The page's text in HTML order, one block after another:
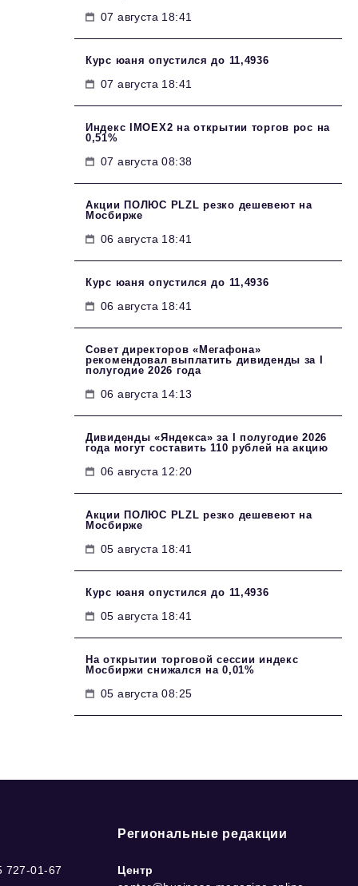
07 августа 18:41
Курс юаня опустился до 11,4936
07 августа 18:41
Индекс IMOEX2 на открытии торгов рос на
0,51%
07 августа 08:38
Акции ПОЛЮС PLZL резко дешевеют на
Мосбирже
06 августа 18:41
Курс юаня опустился до 11,4936
06 августа 18:41
Совет директоров «Мегафона»
рекомендовал выплатить дивиденды за I
полугодие 2026 года
06 августа 14:13
Дивиденды «Яндекса» за I полугодие 2026
года могут составить 110 рублей на акцию
06 августа 12:20
Акции ПОЛЮС PLZL резко дешевеют на
Мосбирже
05 августа 18:41
Курс юаня опустился до 11,4936
05 августа 18:41
На открытии торговой сессии индекс
Мосбиржи снижался на 0,01%
05 августа 08:25
727-01-67
Региональные редакции
Центр